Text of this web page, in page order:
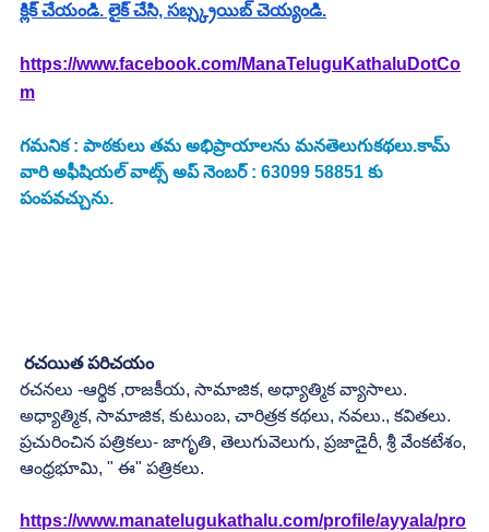
క్లిక్ చేయండి. లైక్ చేసి, సబ్స్క్రయిబ్ చెయ్యండి.
https://www.facebook.com/ManaTeluguKathaluDotCo
m
గమనిక : పాఠకులు తమ అభిప్రాయాలను మనతెలుగుకథలు.కామ్
వారి అఫీషియల్ వాట్స్ అప్ నెంబర్ : 63099 58851 కు
పంపవచ్చును.
రచయిత పరిచయం
రచనలు -ఆర్థిక ,రాజకీయ, సామాజిక, అధ్యాత్మిక వ్యాసాలు.
అధ్యాత్మిక, సామాజిక, కుటుంబ, చారిత్రక కథలు, నవలు., కవితలు.
ప్రచురించిన పత్రికలు- జాగృతి, తెలుగువెలుగు, ప్రజాడైరీ, శ్రీ వేంకటేశం,
ఆంధ్రభూమి, " ఈ" పత్రికలు.
https://www.manatelugukathalu.com/profile/ayyala/pro